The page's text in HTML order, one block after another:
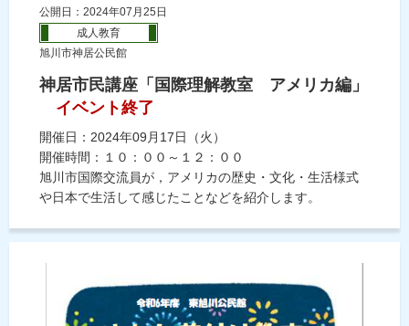
公開日：2024年07月25日
成人教育
旭川市神居公民館
神居市民講座「国際理解教室 アメリカ編」
イベント終了
開催日：2024年09月17日（火）
開催時間：１０：００～１２：００
旭川市国際交流員が，アメリカの歴史・文化・生活様式
や日本で生活して感じたことなどを紹介します。